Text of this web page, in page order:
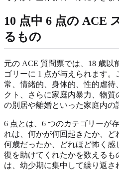
10 点中 6 点の ACE
るもの
元の ACE 質問票では、18 歳以
ゴリーに 1 点が与えられます
常、情緒的、身体的、性的虐待
クト、さらに家庭内暴力、物
の別居や離婚といった家庭内の
6 点とは、6 つのカテゴリーが
れは、何かが何回起きたか、
何歳だったか、どれほど怖く感
復を助けてくれたかを数えるも
は、幼少期に集中して繰り返さ